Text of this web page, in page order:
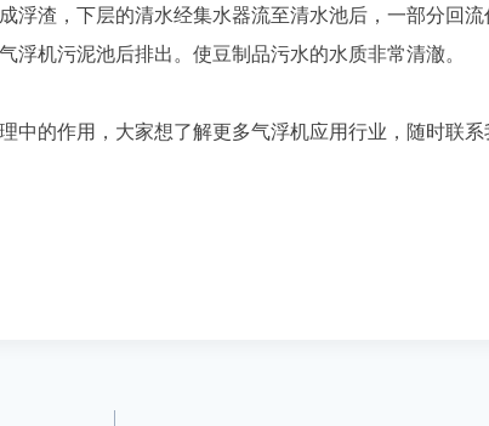
渣，下层的清水经集水器流至清水池后，一部分回
机污泥池后排出。使豆制品污水的水质非常清澈。
的作用，大家想了解更多气浮机应用行业，随时联系